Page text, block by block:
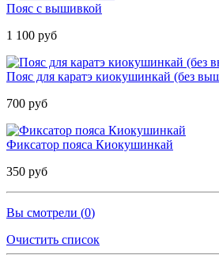
Пояс с вышивкой
1 100 руб
Пояс для каратэ киокушинкай (без
700 руб
Фиксатор пояса Киокушинкай
350 руб
Вы смотрели (0)
Очистить список